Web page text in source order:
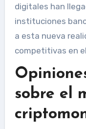
digitales han
instituciones
a esta nueva
competitivas en
sobre el